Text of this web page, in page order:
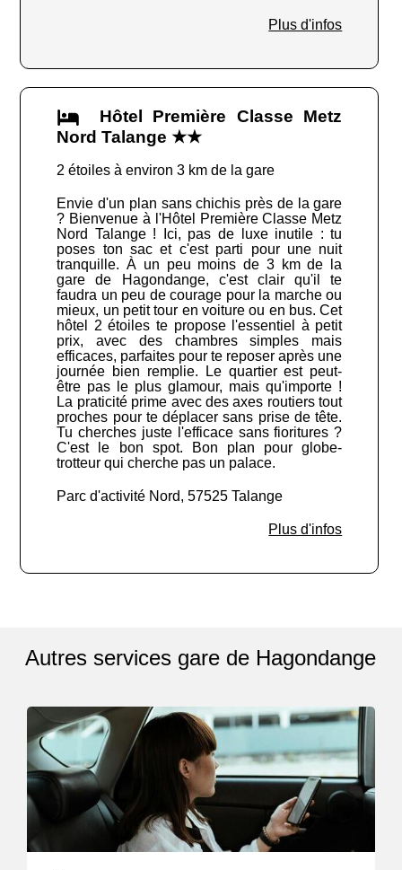
Plus d'infos
Hôtel Première Classe Metz
Nord Talange ★★
2 étoiles à environ 3 km de la gare
Envie d'un plan sans chichis près de la gare
? Bienvenue à l'Hôtel Première Classe Metz
Nord Talange ! Ici, pas de luxe inutile : tu
poses ton sac et c'est parti pour une nuit
tranquille. À un peu moins de 3 km de la
gare de Hagondange, c'est clair qu'il te
faudra un peu de courage pour la marche ou
mieux, un petit tour en voiture ou en bus. Cet
hôtel 2 étoiles te propose l'essentiel à petit
prix, avec des chambres simples mais
efficaces, parfaites pour te reposer après une
journée bien remplie. Le quartier est peut-
être pas le plus glamour, mais qu'importe !
La praticité prime avec des axes routiers tout
proches pour te déplacer sans prise de tête.
Tu cherches juste l'efficace sans fioritures ?
C'est le bon spot. Bon plan pour globe-
trotteur qui cherche pas un palace.
Parc d'activité Nord, 57525 Talange
Plus d'infos
Autres services gare de Hagondange